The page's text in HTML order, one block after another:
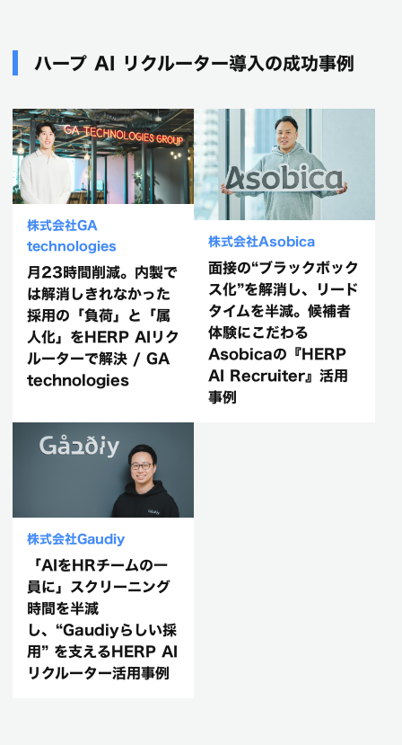
ハープ AI リクルーター導入の成功事例
株式会社GA
technologies
月23時間削減。内製で
は解消しきれなかった
採用の「負荷」と「属
人化」をHERP AIリク
ルーターで解決 / GA
technologies
株式会社Asobica
面接の“ブラックボック
ス化”を解消し、リード
タイムを半減。候補者
体験にこだわる
Asobicaの『HERP
AI Recruiter』活用
事例
株式会社Gaudiy
「AIをHRチームの一
員に」スクリーニング
時間を半減
し、“Gaudiyらしい採
用” を支えるHERP AI
リクルーター活用事例